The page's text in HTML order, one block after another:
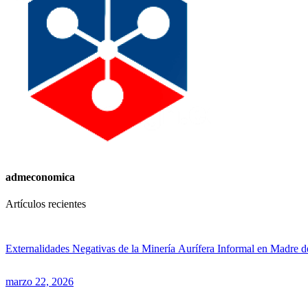
admeconomica
Artículos recientes
Externalidades Negativas de la Minería Aurífera Informal en Madre
marzo 22, 2026